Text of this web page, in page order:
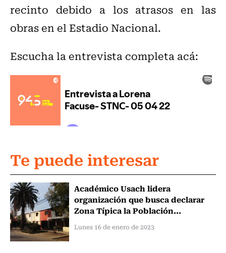
recinto debido a los atrasos en las
obras en el Estadio Nacional.
Escucha la entrevista completa acá:
Te puede interesar
Académico Usach lidera
organización que busca declarar
Zona Típica la Población...
Lunes 16 de enero de 2023